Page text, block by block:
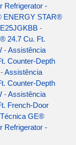
Refrigerator -
ENERGY STAR®
-
24.7 Cu. Ft.
-Assistência
Counter-Depth
-Assistência
Counter-Depth
-Assistência
French-Door
GE®
Refrigerator -